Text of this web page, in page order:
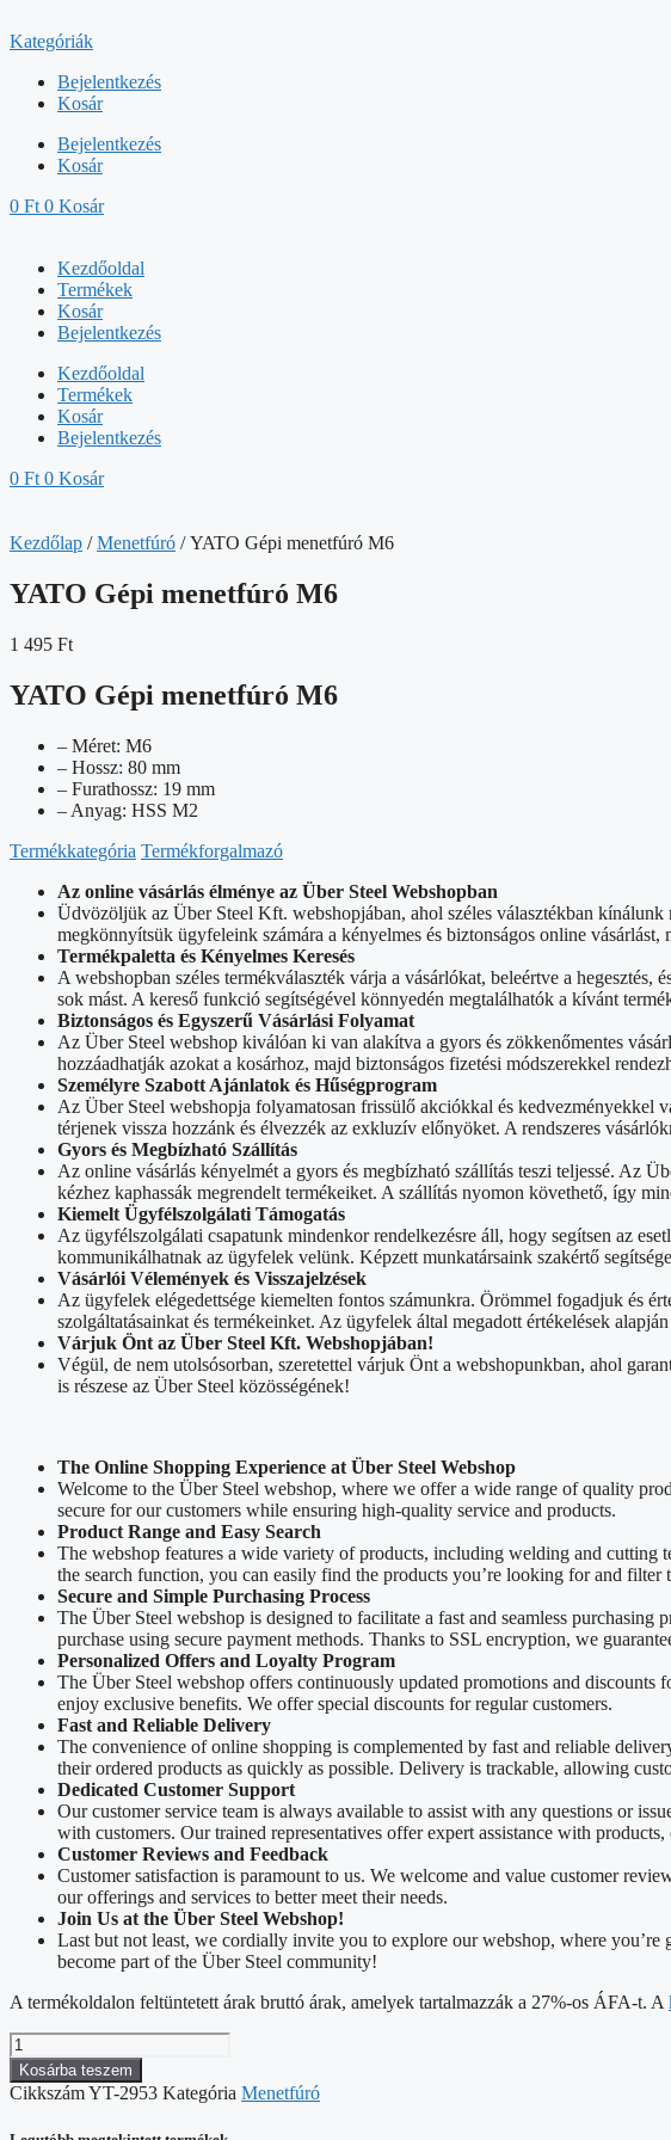
a
Kategóriák
Bejelentkezés
Kosár
Bejelentkezés
Kosár
0 Ft 0 Kosár
Kezdőoldal
Termékek
Kosár
Bejelentkezés
Kezdőoldal
Termékek
Kosár
Bejelentkezés
0 Ft 0 Kosár
Kezdőlap /Menetfúró / YATO Gépi menetfúró M6
YATO Gépi menetfúró M6
1 495 Ft
YATO Gépi menetfúró M6
– Méret: M6
– Hossz: 80 mm
– Furathossz: 19 mm
– Anyag: HSS M2
Termékkategória Termékforgalmazó
Az online vásárlás élménye az Über Steel Webshopban
Üdvözöljük az Über Steel Kft. webshopjában, ahol széles választékban
megkönnyítsük ügyfeleink számára a kényelmes és biztonságos online
Termékpaletta és Kényelmes Keresés
A webshopban széles termékválaszték várja a vásárlókat, beleértve a
sok mást. A kereső funkció segítségével könnyedén megtalálhatók a kívánt
Biztonságos és Egyszerű Vásárlási Folyamat
Az Über Steel webshop kiválóan ki van alakítva a gyors és zökkenőmentes
hozzáadhatják azokat a kosárhoz, majd biztonságos fizetési módszerekkel
Személyre Szabott Ajánlatok és Hűségprogram
Az Über Steel webshopja folyamatosan frissülő akciókkal és kedvezményekkel
térjenek vissza hozzánk és élvezzék az exkluzív előnyöket. A rendszeres
Gyors és Megbízható Szállítás
Az online vásárlás kényelmét a gyors és megbízható szállítás teszi teljessé. Az
kézhez kaphassák megrendelt termékeiket. A szállítás nyomon követhető, így
Kiemelt Ügyfélszolgálati Támogatás
Az ügyfélszolgálati csapatunk mindenkor rendelkezésre áll, hogy segítsen az
kommunikálhatnak az ügyfelek velünk. Képzett munkatársaink szakértő
Vásárlói Vélemények és Visszajelzések
Az ügyfelek elégedettsége kiemelten fontos számunkra. Örömmel fogadjuk és
szolgáltatásainkat és termékeinket. Az ügyfelek által megadott értékelések
Várjuk Önt az Über Steel Kft. Webshopjában!
Végül, de nem utolsósorban, szeretettel várjuk Önt a webshopunkban, ahol
is részese az Über Steel közösségének!
The Online Shopping Experience at Über Steel Webshop
Welcome to the Über Steel webshop, where we offer a wide range of quality
secure for our customers while ensuring high-quality service and products.
Product Range and Easy Search
The webshop features a wide variety of products, including welding and
the search function, you can easily find the products you’re looking for and filter
Secure and Simple Purchasing Process
The Über Steel webshop is designed to facilitate a fast and seamless
purchase using secure payment methods. Thanks to SSL encryption, we
Personalized Offers and Loyalty Program
The Über Steel webshop offers continuously updated promotions and
enjoy exclusive benefits. We offer special discounts for regular customers.
Fast and Reliable Delivery
The convenience of online shopping is complemented by fast and reliable
their ordered products as quickly as possible. Delivery is trackable, allowing
Dedicated Customer Support
Our customer service team is always available to assist with any questions or
with customers. Our trained representatives offer expert assistance with
Customer Reviews and Feedback
Customer satisfaction is paramount to us. We welcome and value customer
our offerings and services to better meet their needs.
Join Us at the Über Steel Webshop!
Last but not least, we cordially invite you to explore our webshop, where you’re
become part of the Über Steel community!
A termékoldalon feltüntetett árak bruttó árak, amelyek tartalmazzák a 27%-os ÁFA-t. A
YATO
Gépi
menetfúró
M6
Kosárba teszem
CikkszámYT-2953 Kategória Menetfúró